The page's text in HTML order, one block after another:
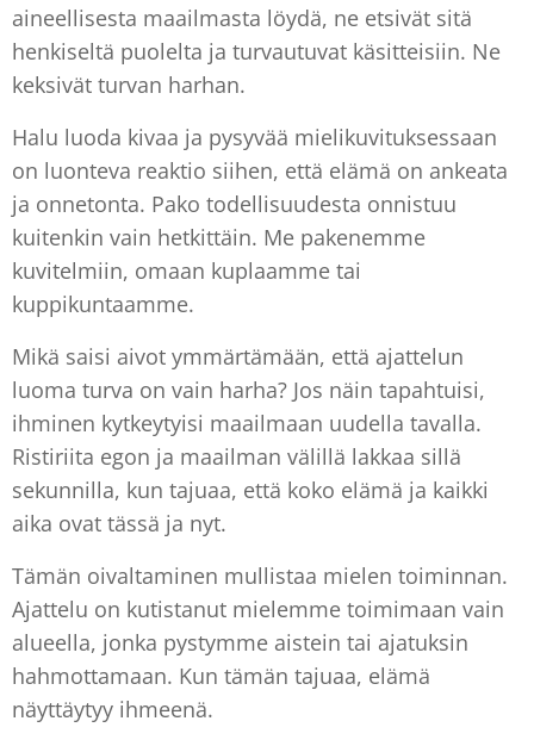
aineellisesta maailmasta löydä, ne etsivät sitä
henkiseltä puolelta ja turvautuvat käsitteisiin. Ne
keksivät turvan harhan.
Halu luoda kivaa ja pysyvää mielikuvituksessaan
on luonteva reaktio siihen, että elämä on ankeata
ja onnetonta. Pako todellisuudesta onnistuu
kuitenkin vain hetkittäin. Me pakenemme
kuvitelmiin, omaan kuplaamme tai
kuppikuntaamme.
Mikä saisi aivot ymmärtämään, että ajattelun
luoma turva on vain harha? Jos näin tapahtuisi,
ihminen kytkeytyisi maailmaan uudella tavalla.
Ristiriita egon ja maailman välillä lakkaa sillä
sekunnilla, kun tajuaa, että koko elämä ja kaikki
aika ovat tässä ja nyt.
Tämän oivaltaminen mullistaa mielen toiminnan.
Ajattelu on kutistanut mielemme toimimaan vain
alueella, jonka pystymme aistein tai ajatuksin
hahmottamaan. Kun tämän tajuaa, elämä
näyttäytyy ihmeenä.